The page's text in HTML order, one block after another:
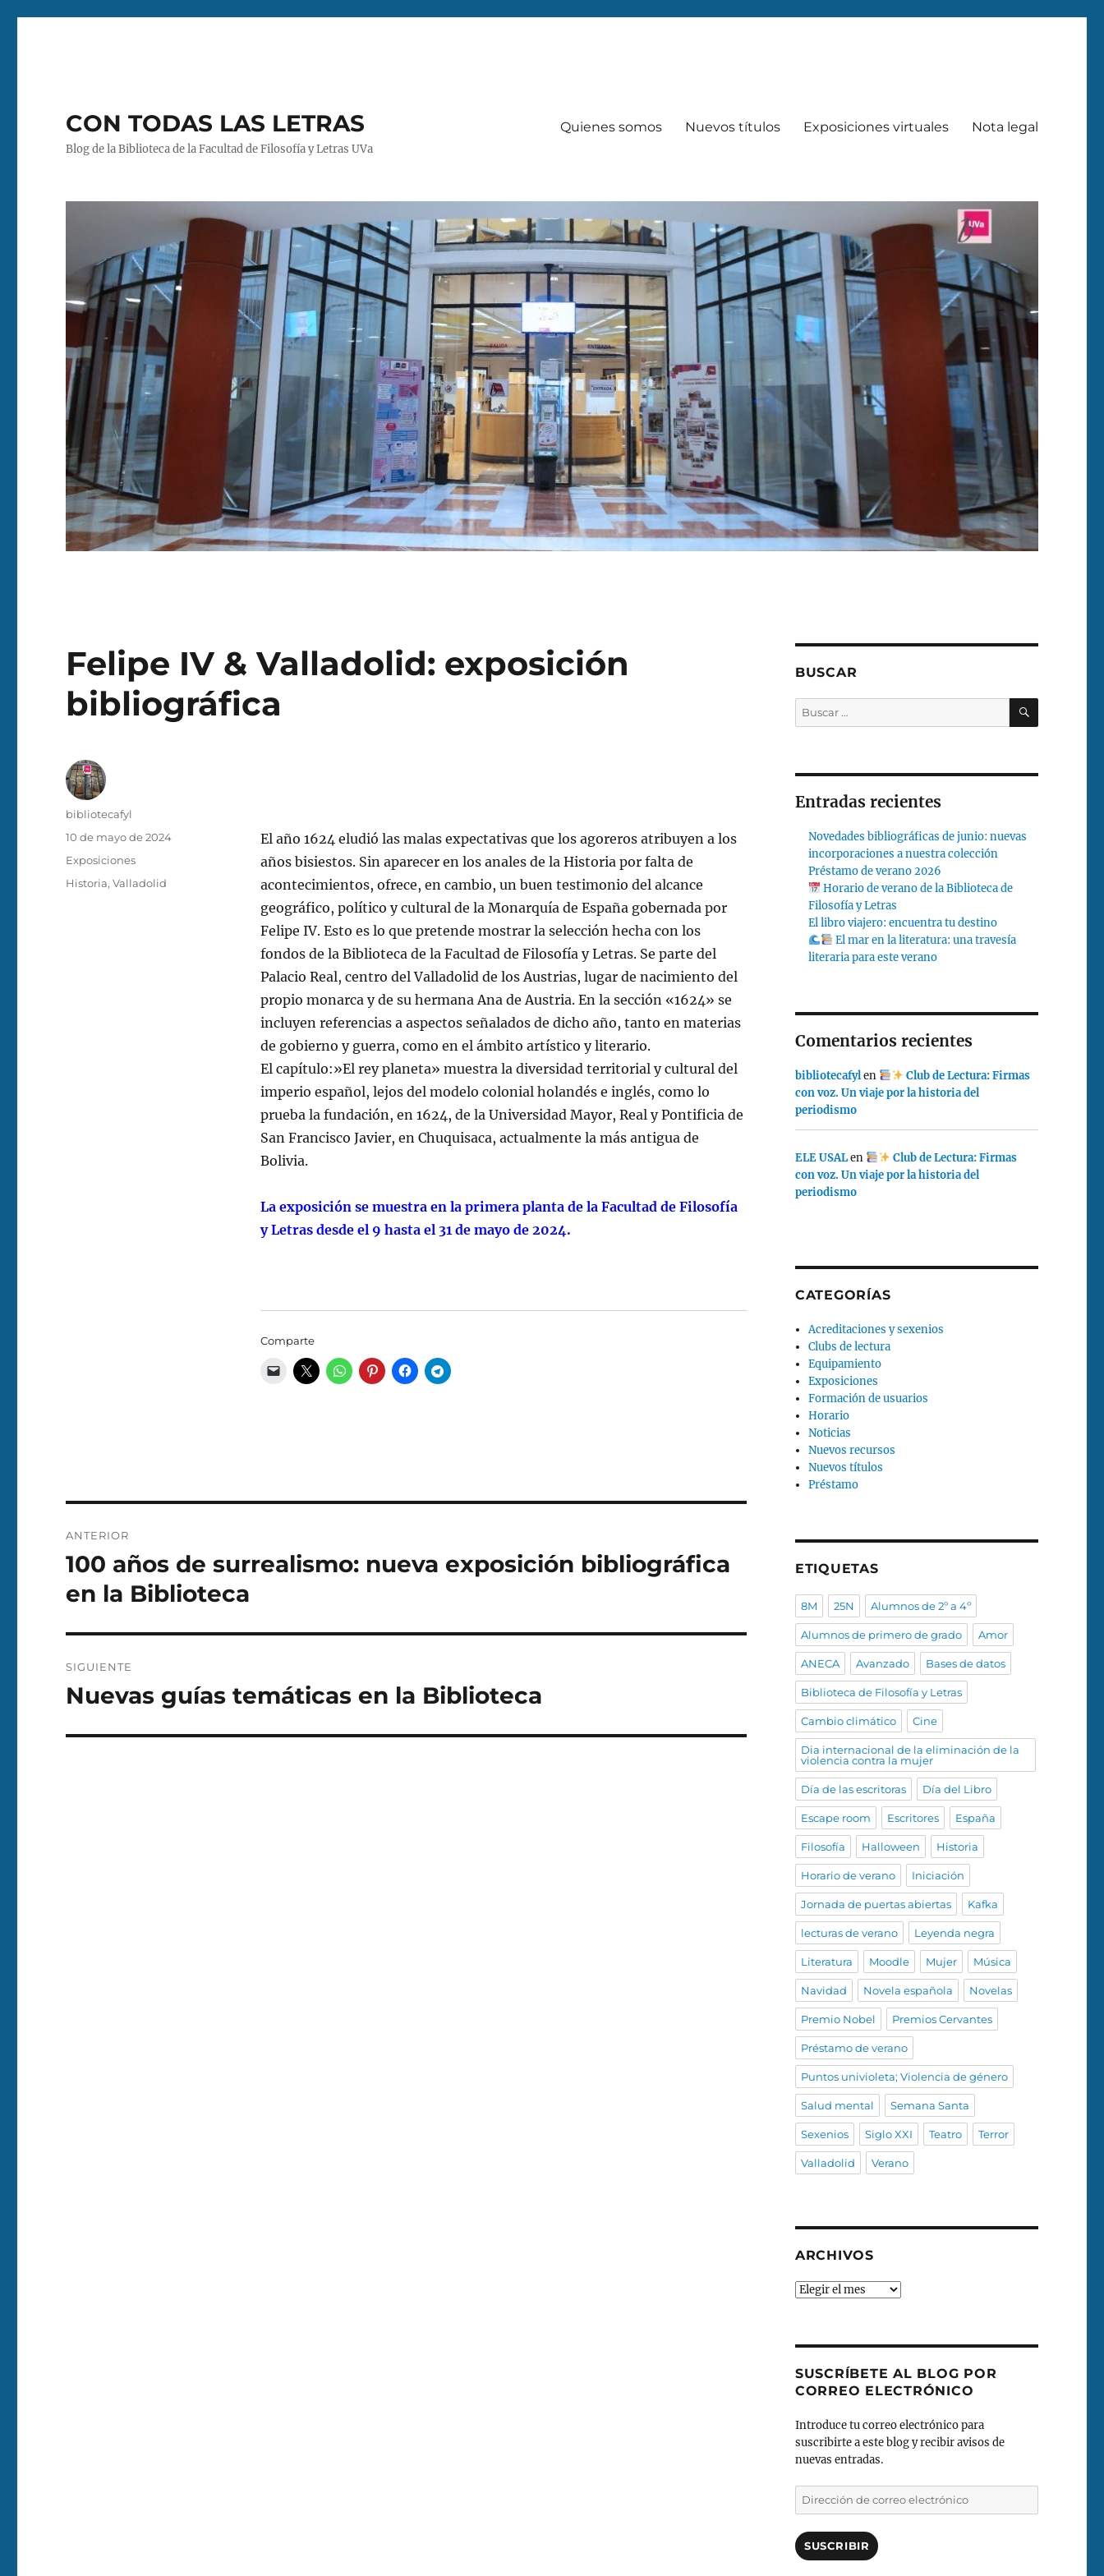
CON TODAS LAS LETRAS
Blog de la Biblioteca de la Facultad de Filosofía y Letras UVa
Quienes somos Nuevos títulos Exposiciones virtuales Nota legal
Felipe IV & Valladolid: exposición
bibliográfica
El año 1624 eludió las malas expectativas que los agoreros atribuyen a los
años bisiestos. Sin aparecer en los anales de la Historia por falta de
acontecimientos, ofrece, en cambio, un buen testimonio del alcance
geográfico, político y cultural de la Monarquía de España gobernada por
Felipe IV. Esto es lo que pretende mostrar la selección hecha con los
fondos de la Biblioteca de la Facultad de Filosofía y Letras. Se parte del
Palacio Real, centro del Valladolid de los Austrias, lugar de nacimiento del
propio monarca y de su hermana Ana de Austria. En la sección «1624» se
incluyen referencias a aspectos señalados de dicho año, tanto en materias
de gobierno y guerra, como en el ámbito artístico y literario.
El capítulo:»El rey planeta» muestra la diversidad territorial y cultural del
imperio español, lejos del modelo colonial holandés e inglés, como lo
prueba la fundación, en 1624, de la Universidad Mayor, Real y Pontificia de
San Francisco Javier, en Chuquisaca, actualmente la más antigua de
Bolivia.
La exposición se muestra en la primera planta de la Facultad de Filosofía
y Letras desde el 9 hasta el 31 de mayo de 2024.
Comparte
Autor
bibliotecafyl
Publicado
10 de mayo de 2024
Categorías
Exposiciones
Etiquetas
Historia,Valladolid
de
entradas
ANTERIOR
Entrada
anterior:
100 años de surrealismo: nueva exposición bibliográfica
en la Biblioteca
SIGUIENTE
Entrada
Nuevas guías temáticas en la Biblioteca
BUSCAR
Buscar
por:
BUSCAR
Entradas recientes
Novedades bibliográficas de junio: nuevas
incorporaciones a nuestra colección
Préstamo de verano 2026
Horario de verano de la Biblioteca de
Filosofía y Letras
El libro viajero: encuentra tu destino
El mar en la literatura: una travesía
literaria para este verano
Comentarios recientes
bibliotecafylen
Club de Lectura: Firmas
con voz. Un viaje por la historia del
periodismo
ELE USALen
Club de Lectura: Firmas
con voz. Un viaje por la historia del
periodismo
CATEGORÍAS
Acreditaciones y sexenios
Clubs de lectura
Equipamiento
Exposiciones
Formación de usuarios
Horario
Noticias
Nuevos recursos
Nuevos títulos
Préstamo
ETIQUETAS
8M 25N Alumnos de 2º a 4º
Alumnos de primero de grado Amor
ANECA Avanzado Bases de datos
Biblioteca de Filosofía y Letras
Cambio climático Cine
Dia internacional de la eliminación de la
violencia contra la mujer
Día de las escritoras Día del Libro
Escape room Escritores España
Filosofía Halloween Historia
Horario de verano Iniciación
Jornada de puertas abiertas Kafka
lecturas de verano Leyenda negra
Literatura Moodle Mujer Música
Navidad Novela española Novelas
Premio Nobel Premios Cervantes
Préstamo de verano
Puntos univioleta; Violencia de género
Salud mental Semana Santa
Sexenios Siglo XXI Teatro Terror
Valladolid Verano
ARCHIVOS
Archivos
SUSCRÍBETE AL BLOG POR
CORREO ELECTRÓNICO
Introduce tu correo electrónico para
suscribirte a este blog y recibir avisos de
nuevas entradas.
Dirección
de
electrónico
SUSCRIBIR